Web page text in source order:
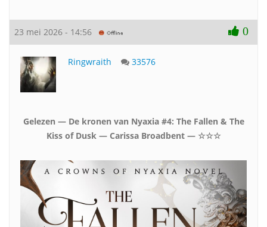
23 mei 2026 - 14:56 0
Ringwraith 33576
Gelezen — De kronen van Nyaxia #4: The Fallen & The
Kiss of Dusk — Carissa Broadbent — ☆☆☆